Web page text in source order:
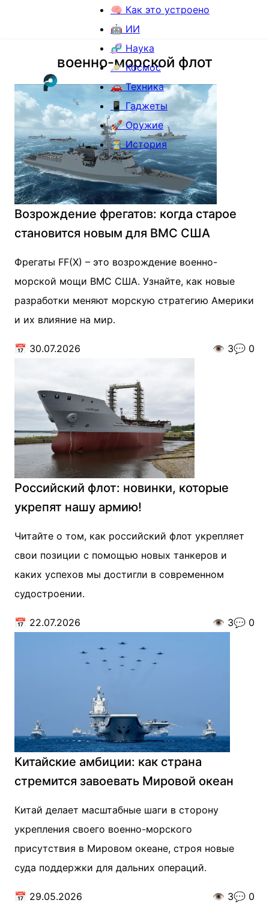
🧠 Как это устроено
🤖 ИИ
🧬 Наука
🪐 Космос
🚗 Техника
📱 Гаджеты
🚀 Оружие
⏳ История
военно-морской флот
Возрождение фрегатов: когда старое
становится новым для ВМС США
Фрегаты FF(X) – это возрождение военно-
морской мощи ВМС США. Узнайте, как новые
разработки меняют морскую стратегию Америки
и их влияние на мир.
📅 30.07.2026 👁️ 3💬 0
Российский флот: новинки, которые
укрепят нашу армию!
Читайте о том, как российский флот укрепляет
свои позиции с помощью новых танкеров и
каких успехов мы достигли в современном
судостроении.
📅 22.07.2026 👁️ 3💬 0
Китайские амбиции: как страна
стремится завоевать Мировой океан
Китай делает масштабные шаги в сторону
укрепления своего военно-морского
присутствия в Мировом океане, строя новые
суда поддержки для дальних операций.
📅 29.05.2026 👁️ 3💬 0